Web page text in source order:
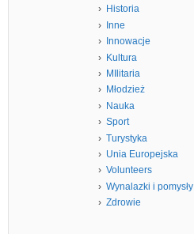
Historia
Inne
Innowacje
Kultura
MIlitaria
Młodzież
Nauka
Sport
Turystyka
Unia Europejska
Volunteers
Wynalazki i pomysły
Zdrowie